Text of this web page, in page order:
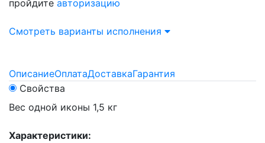
пройдите авторизацию
Смотреть варианты исполнения
ОписаниеОплатаДоставкаГарантия
Свойства
Вес одной иконы 1,5 кг
Характеристики: